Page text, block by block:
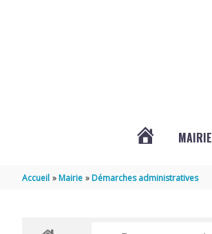
MAIRIE
Accueil Mairie Démarches administratives